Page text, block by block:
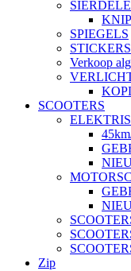
SPIEGELS
STICKERS
Verkoop
SCOOTERS
Zip